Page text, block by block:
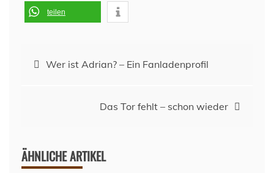
teilen
Beitragsnavigation
Wer ist Adrian? – Ein Fanladenprofil
Das Tor fehlt – schon wieder
ÄHNLICHE ARTIKEL